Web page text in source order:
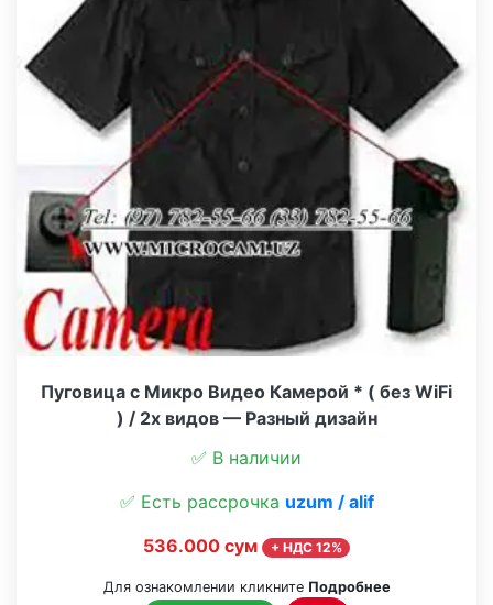
Пуговица с Микро Видео Камерой * ( без WiFi
) / 2х видов — Разный дизайн
✅ В наличии
✅ Есть рассрочка uzum / alif
536.000 сум + НДС 12%
Для ознакомлении кликните Подробнее